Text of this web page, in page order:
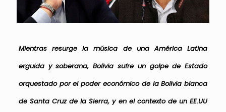
Mientras resurge la música de una América Latina
erguida y soberana, Bolivia sufre un golpe de Estado
orquestado por el poder económico de la Bolivia blanca
de Santa Cruz de la Sierra, y en el contexto de un EE.UU